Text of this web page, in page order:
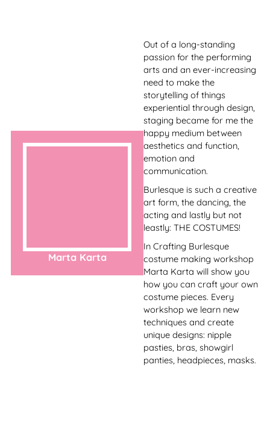
Wettbewerben
teilgenommen, wie zum
Beispiel dem A “rnold
Classic in Brasilien und der
IPSF” (International Pole
Sports Federation), der
Heimat der World Pole &
Aerial Championships
(WPSC), sondern erhielt
auch eine
Ehrenmitgliedschaft in der
Dance Master’s Association
of South Africa.
In Südafrika besaß Janine
ihr eigenes Pole-Dance-
Studio und veranstaltete
das jährliche “Annual
Variety Showcase”, das alle
Tanzdisziplinen wie Pole
Dance, Arial Hoop, Arial Silk
beinhaltete.
And since 2016 Janine
teaches now for the
Schönheitstanz Studio.